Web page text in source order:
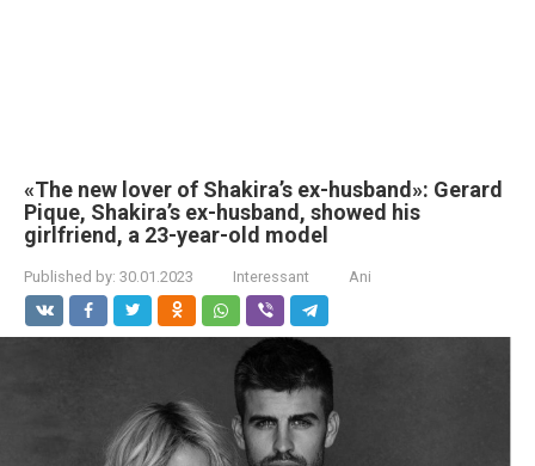
«The new lover of Shakira’s ex-husband»: Gerard
Pique, Shakira’s ex-husband, showed his
girlfriend, a 23-year-old model
Published by: 30.01.2023 Interessant Ani